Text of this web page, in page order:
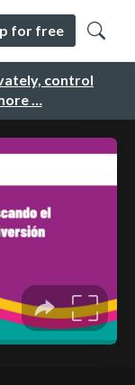
control
…
for free